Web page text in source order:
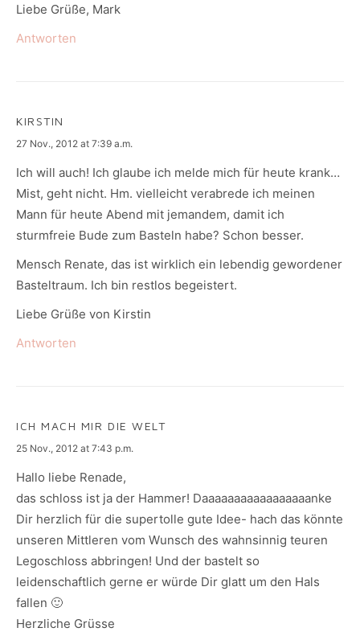
Liebe Grüße, Mark
Antworten
KIRSTIN
says:
27 Nov., 2012 at 7:39 a.m.
Ich will auch! Ich glaube ich melde mich für heute krank…
Mist, geht nicht. Hm. vielleicht verabrede ich meinen
Mann für heute Abend mit jemandem, damit ich
sturmfreie Bude zum Basteln habe? Schon besser.
Mensch Renate, das ist wirklich ein lebendig gewordener
Basteltraum. Ich bin restlos begeistert.
Liebe Grüße von Kirstin
Antworten
ICH MACH MIR DIE WELT
says:
25 Nov., 2012 at 7:43 p.m.
Hallo liebe Renade,
das schloss ist ja der Hammer! Daaaaaaaaaaaaaaaaanke
Dir herzlich für die supertolle gute Idee- hach das könnte
unseren Mittleren vom Wunsch des wahnsinnig teuren
Legoschloss abbringen! Und der bastelt so
leidenschaftlich gerne er würde Dir glatt um den Hals
fallen 🙂
Herzliche Grüsse